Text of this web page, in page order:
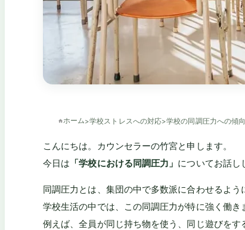
ホーム>学校ストレスへの対応>学校の同調圧力への傾
こんにちは。カウンセラーの竹宮と申します。
今日は 「学校における同調圧力」 についてお話し
同調圧力とは、集団の中で多数派に合わせるよう
学校生活の中では、この同調圧力が特に強く働き
例えば、全員が同じ持ち物を使う、同じ遊びを